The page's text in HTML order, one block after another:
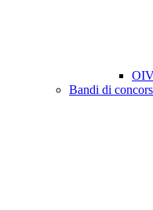
Bandi di